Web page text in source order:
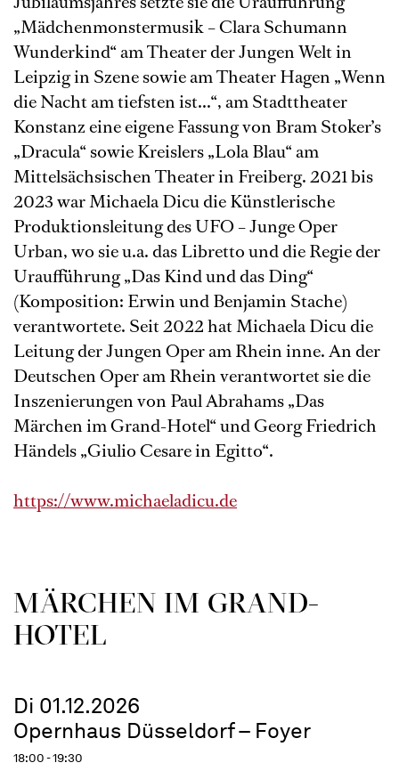
„Mädchenmonstermusik – Clara Schumann
Wunderkind“ am Theater der Jungen Welt in
Leipzig in Szene sowie am Theater Hagen „Wenn
die Nacht am tiefsten ist...“, am Stadttheater
Konstanz eine eigene Fassung von Bram Stoker’s
„Dracula“ sowie Kreislers „Lola Blau“ am
Mittelsächsischen Theater in Freiberg. 2021 bis
2023 war Michaela Dicu die Künstlerische
Produktionsleitung des UFO – Junge Oper
Urban, wo sie u.a. das Libretto und die Regie der
Uraufführung „Das Kind und das Ding“
(Komposition: Erwin und Benjamin Stache)
verantwortete. Seit 2022 hat Michaela Dicu die
Leitung der Jungen Oper am Rhein inne. An der
Deutschen Oper am Rhein verantwortet sie die
Inszenierungen von Paul Abrahams „Das
Märchen im Grand-Hotel“ und Georg Friedrich
Händels „Giulio Cesare in Egitto“.
https://www.michaeladicu.de
MÄRCHEN IM GRAND-
HOTEL
Di 01.12.2026
Opernhaus Düsseldorf – Foyer
18:00 - 19:30